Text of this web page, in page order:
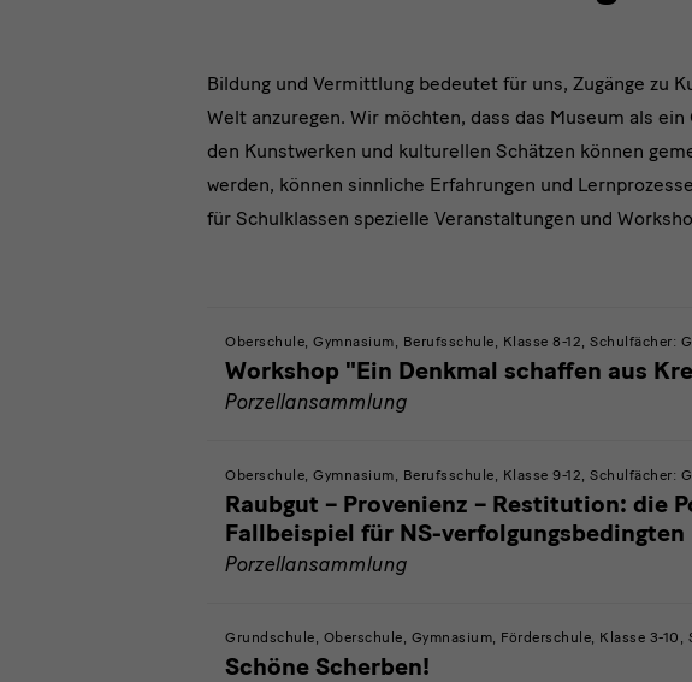
Bildung und Vermittlung bedeutet für uns, Zugänge zu
Welt anzuregen. Wir möchten, dass das Museum als
den Kunstwerken und kulturellen Schätzen können
werden, können sinnliche Erfahrungen und
für Schulklassen spezielle Veranstaltungen und
Oberschule, Gymnasium, Berufsschule, Klasse 8-12,
Workshop "Ein Denkmal schaffen aus
Porzellansammlung
Oberschule, Gymnasium, Berufsschule, Klasse 9-12,
Raubgut – Provenienz – Restitution: die
Fallbeispiel für NS-
Porzellansammlung
Grundschule, Oberschule, Gymnasium, Förderschule, Klasse 3-
Schöne Scherben!